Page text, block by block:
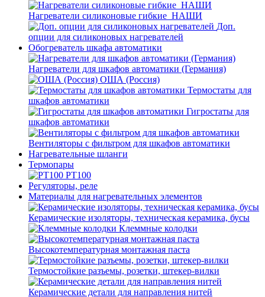
Нагреватели силиконовые гибкие_НАШИ
Доп.
опции для силиконовых нагревателей
Обогреватель шкафа автоматики
Нагреватели для шкафов автоматики (Германия)
ОША (Россия)
Термостаты для
шкафов автоматики
Гигростаты для
шкафов автоматики
Вентиляторы с фильтром для шкафов автоматики
Нагревательные шланги
Термопары
PT100
Регуляторы, реле
Материалы для нагревательных элементов
Керамические изоляторы, техническая керамика, бусы
Клеммные колодки
Высокотемпературная монтажная паста
Термостойкие разъемы, розетки, штекер-вилки
Керамические детали для направления нитей